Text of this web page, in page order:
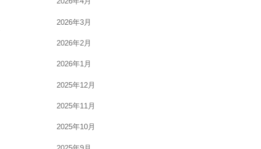
2026年3月
2026年2月
2026年1月
2025年12月
2025年11月
2025年10月